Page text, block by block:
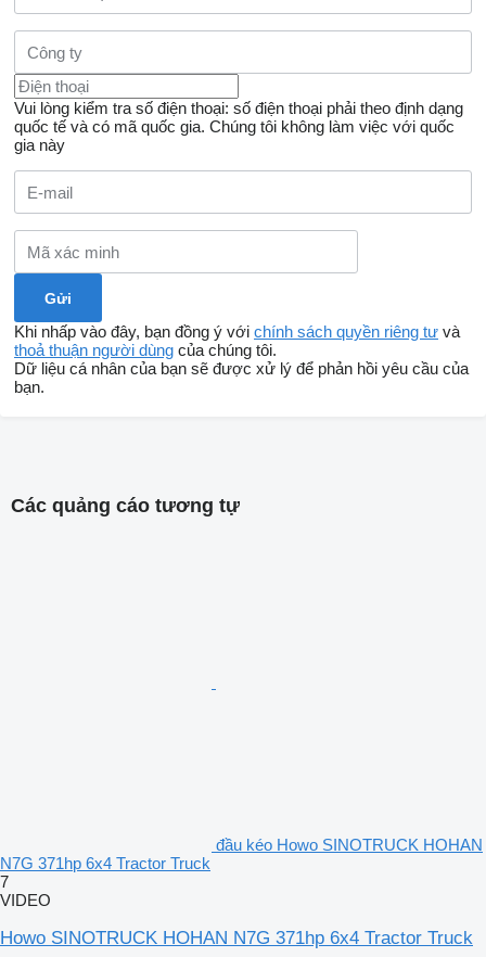
Vui lòng kiểm tra số điện thoại: số điện thoại phải theo định dạng
quốc tế và có mã quốc gia. Chúng tôi không làm việc với quốc
gia này
Khi nhấp vào đây, bạn đồng ý với chính sách quyền riêng tư và
thoả thuận người dùng của chúng tôi.
Dữ liệu cá nhân của bạn sẽ được xử lý để phản hồi yêu cầu của
bạn.
Các quảng cáo tương tự
đầu kéo Howo SINOTRUCK HOHAN
N7G 371hp 6x4 Tractor Truck
7
VIDEO
Howo SINOTRUCK HOHAN N7G 371hp 6x4 Tractor Truck